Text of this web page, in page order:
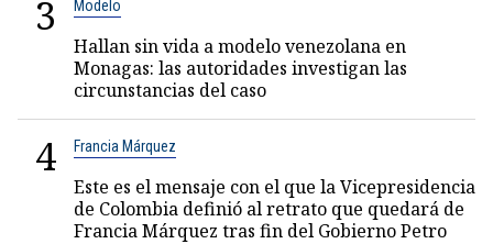
3 Modelo
Hallan sin vida a modelo venezolana en
Monagas: las autoridades investigan las
circunstancias del caso
4 Francia Márquez
Este es el mensaje con el que la Vicepresidencia
de Colombia definió al retrato que quedará de
Francia Márquez tras fin del Gobierno Petro